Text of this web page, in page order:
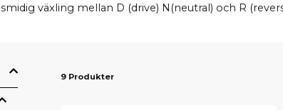
smidig växling mellan D (drive) N(neutral) och R
9 Produkter